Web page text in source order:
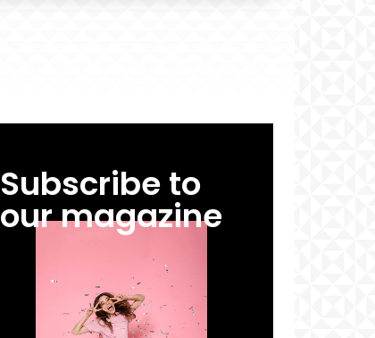
Subscribe to
our magazine